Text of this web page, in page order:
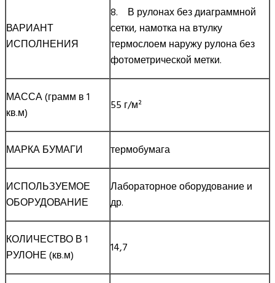
ВАРИАНТ
ИСПОЛНЕНИЯ
8. В рулонах без диаграммной
сетки, намотка на втулку
термослоем наружу рулона без
фотометрической метки.
МАССА (грамм в 1
кв.м)
55 г/м²
МАРКА БУМАГИ термобумага
ИСПОЛЬЗУЕМОЕ
ОБОРУДОВАНИЕ
Лабораторное оборудование и
др.
КОЛИЧЕСТВО В 1
РУЛОНЕ (кв.м)
14,7